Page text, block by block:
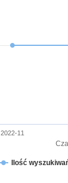
Ilość
2022-11